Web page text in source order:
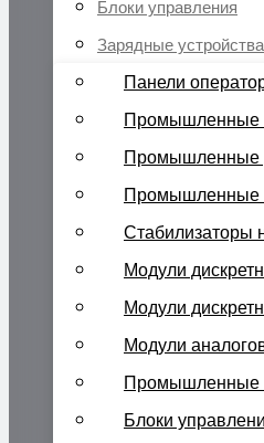
Блоки управления
Зарядные устройства
Панели
Промышленные
Промышленные
Промышленные
Стабилизаторы
Модули
Модули
Модули
Промышленные
Блоки